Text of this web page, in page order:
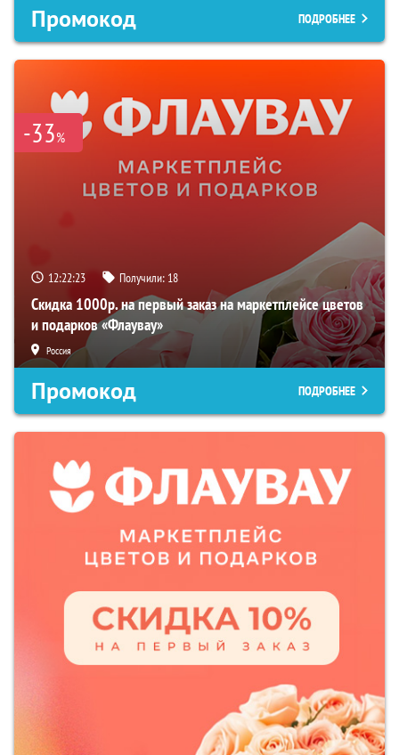
Промокод ПОДРОБНЕЕ
-33%
12:22:22 Получили: 18
Скидка 1000р. на первый заказ на маркетплейсе цветов
и подарков «Флаувау»
Россия
Промокод ПОДРОБНЕЕ